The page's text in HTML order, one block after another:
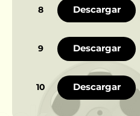
8 Descargar
9 Descargar
10 Descargar